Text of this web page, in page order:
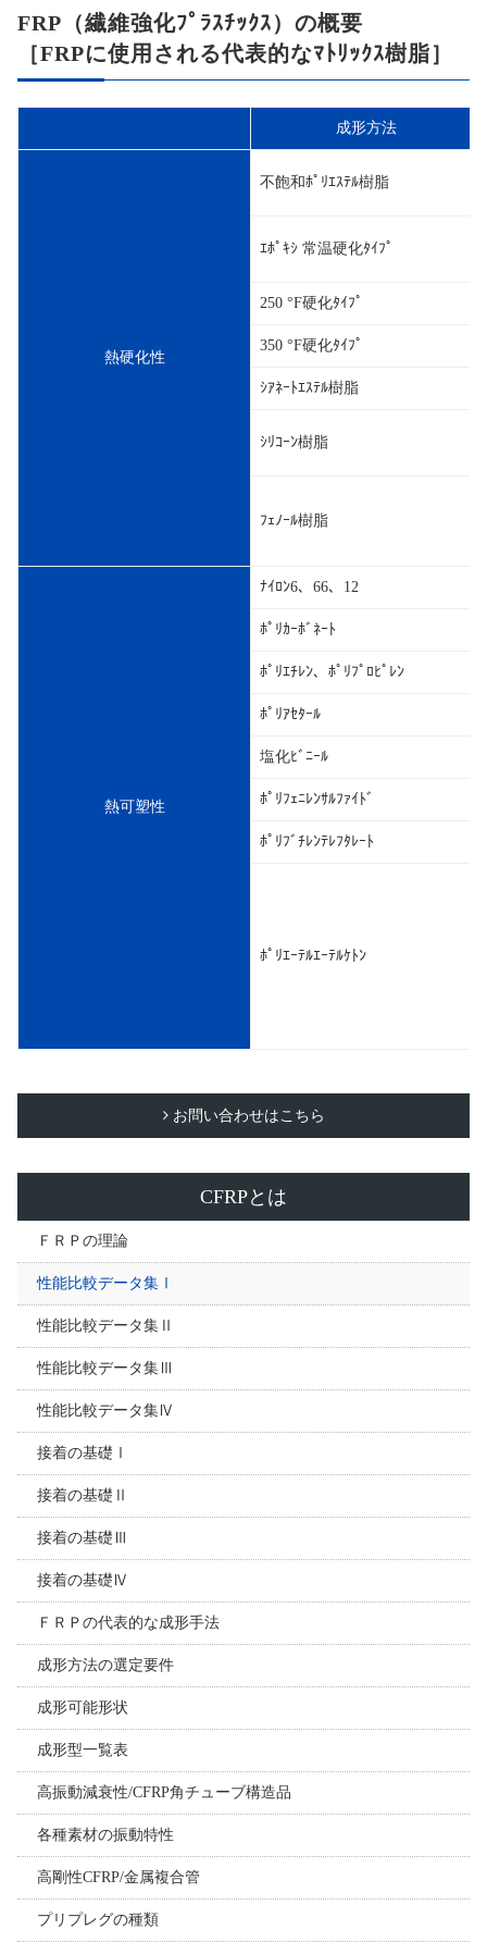
FRP（繊維強化ﾌﾟﾗｽﾁｯｸｽ）の概要
［FRPに使用される代表的なﾏﾄﾘｯｸｽ樹脂］
成形方法
熱硬化性
不飽和ﾎﾟﾘｴｽﾃﾙ樹脂
ｴﾎﾟｷｼ 常温硬化ﾀｲﾌﾟ
250 °F硬化ﾀｲﾌﾟ
350 °F硬化ﾀｲﾌﾟ
ｼｱﾈｰﾄｴｽﾃﾙ樹脂
ｼﾘｺｰﾝ樹脂
ﾌｪﾉｰﾙ樹脂
熱可塑性
ﾅｲﾛﾝ6、66、12
ﾎﾟﾘｶｰﾎﾞﾈｰﾄ
ﾎﾟﾘｴﾁﾚﾝ、ﾎﾟﾘﾌﾟﾛﾋﾟﾚﾝ
ﾎﾟﾘｱｾﾀｰﾙ
塩化ﾋﾞﾆｰﾙ
ﾎﾟﾘﾌｪﾆﾚﾝｻﾙﾌｧｲﾄﾞ
ﾎﾟﾘﾌﾞﾁﾚﾝﾃﾚﾌﾀﾚｰﾄ
ﾎﾟﾘｴｰﾃﾙｴｰﾃﾙｹﾄﾝ
お問い合わせはこちら
CFRPとは
ＦＲＰの理論
性能比較データ集Ⅰ
性能比較データ集Ⅱ
性能比較データ集Ⅲ
性能比較データ集Ⅳ
接着の基礎Ⅰ
接着の基礎Ⅱ
接着の基礎Ⅲ
接着の基礎Ⅳ
ＦＲＰの代表的な成形手法
成形方法の選定要件
成形可能形状
成形型一覧表
高振動減衰性/CFRP角チューブ構造品
各種素材の振動特性
高剛性CFRP/金属複合管
プリプレグの種類